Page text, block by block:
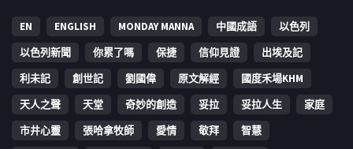
EN ENGLISH MONDAY MANNA 中國成語
以色列
以色列新聞
你累了嗎 保捷 信仰見證
出埃及記
利未記
創世記 劉國偉 原文解經
國度禾場KHM
天人之聲
天堂 奇妙的創造 妥拉 妥拉人生
家庭
市井心靈
張哈拿牧師 愛情 敬拜
智慧